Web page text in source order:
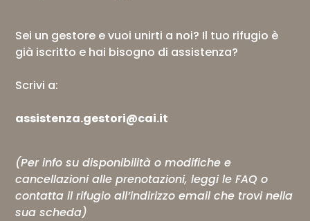
Sei un gestore e vuoi unirti a noi? Il tuo rifugio è
già iscritto e hai bisogno di assistenza?
Scrivi a:
assistenza.gestori@cai.it
(Per info su disponibilità o modifiche e
cancellazioni alle prenotazioni, leggi leFAQ o
contatta il rifugio all’indirizzo email che trovi nella
sua scheda)